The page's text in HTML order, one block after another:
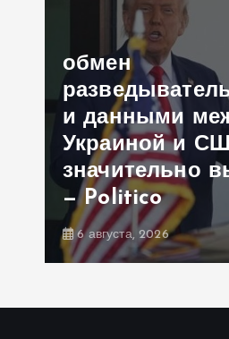
обмен
и данными
Украиной и
значительно
— Politico
6 августа, 2026